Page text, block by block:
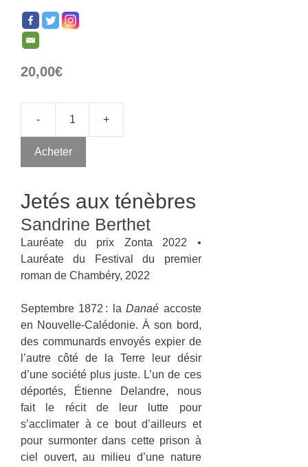
20,00€
- +
Acheter
Jetés aux ténèbres
Sandrine Berthet
Lauréate du prix Zonta 2022 •
Lauréate du Festival du premier
roman de Chambéry, 2022
Septembre 1872 : laDanaé accoste
en Nouvelle-Calédonie. À son bord,
des communards envoyés expier de
l’autre côté de la Terre leur désir
d’une société plus juste. L’un de ces
déportés, Étienne Delandre, nous
fait le récit de leur lutte pour
s’acclimater à ce bout d’ailleurs et
pour surmonter dans cette prison à
ciel ouvert, au milieu d’une nature